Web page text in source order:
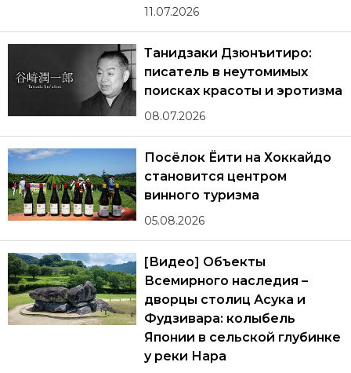
11.07.2026
Танидзаки Дзюнъитиро:
писатель в неутомимых
поисках красоты и эротизма
08.07.2026
Посёлок Ёити на Хоккайдо
становится центром
винного туризма
05.08.2026
[Видео] Объекты
Всемирного наследия –
дворцы столиц Асука и
Фудзивара: колыбель
Японии в сельской глубинке
у реки Нара